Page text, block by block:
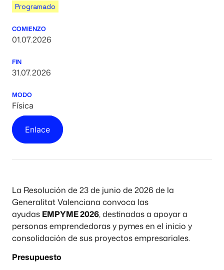
Programado
COMIENZO
01.07.2026
FIN
31.07.2026
MODO
Física
Enlace
La Resolución de 23 de junio de 2026 de la
Generalitat Valenciana convoca las
ayudas EMPYME 2026, destinadas a apoyar a
personas emprendedoras y pymes en el inicio y
consolidación de sus proyectos empresariales.
Presupuesto